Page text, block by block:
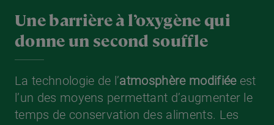
Une barrière à l’oxygène qui
donne un second souffle
La technologie de l’atmosphère modifiéeest
l’un des moyens permettant d’augmenter le
temps de conservation des aliments. Les